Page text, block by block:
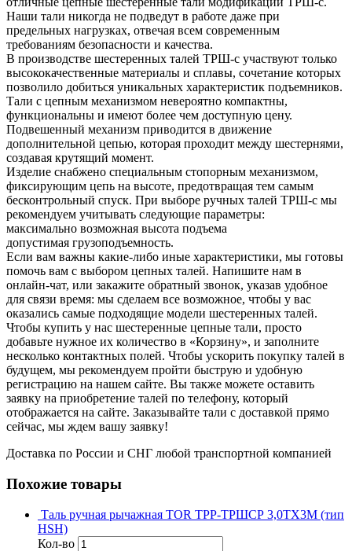
Наши тали никогда не подведут в работе даже при
предельных нагрузках, отвечая всем современным
требованиям безопасности и качества.
В производстве шестеренных талей ТРШ-с участвуют только
высококачественные материалы и сплавы, сочетание которых
позволило добиться уникальных характеристик подъемников.
Тали с цепным механизмом невероятно компактны,
функциональны и имеют более чем доступную цену.
Подвешенный механизм приводится в движение
дополнительной цепью, которая проходит между шестернями,
создавая крутящий момент.
Изделие снабжено специальным стопорным механизмом,
фиксирующим цепь на высоте, предотвращая тем самым
бесконтрольный спуск. При выборе ручных талей ТРШ-с мы
рекомендуем учитывать следующие параметры:
максимально возможная высота подъема
допустимая грузоподъемность.
Если вам важны какие-либо иные характеристики, мы готовы
помочь вам с выбором цепных талей. Напишите нам в
онлайн-чат, или закажите обратный звонок, указав удобное
для связи время: мы сделаем все возможное, чтобы у вас
оказались самые подходящие модели шестеренных талей.
Чтобы купить у нас шестеренные цепные тали, просто
добавьте нужное их количество в «Корзину», и заполните
несколько контактных полей. Чтобы ускорить покупку талей в
будущем, мы рекомендуем пройти быструю и удобную
регистрацию на нашем сайте. Вы также можете оставить
заявку на приобретение талей по телефону, который
отображается на сайте. Заказывайте тали с доставкой прямо
сейчас, мы ждем вашу заявку!
Доставка по России и СНГ любой транспортной компанией
Похожие товары
Таль ручная рычажная TOR ТРР-ТРШСР 3,0ТХ3М (тип
HSH)
Кол-во